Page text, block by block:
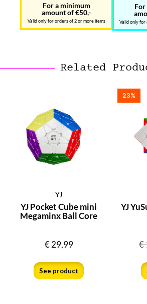
For a minimum
amount of €50,-
Valid only for orders of 2 or more items
For
Valid only for
Related
YJ
YJ Pocket Cube mini
Megaminx Ball Core
€29,99
See product
23%
YJ
€